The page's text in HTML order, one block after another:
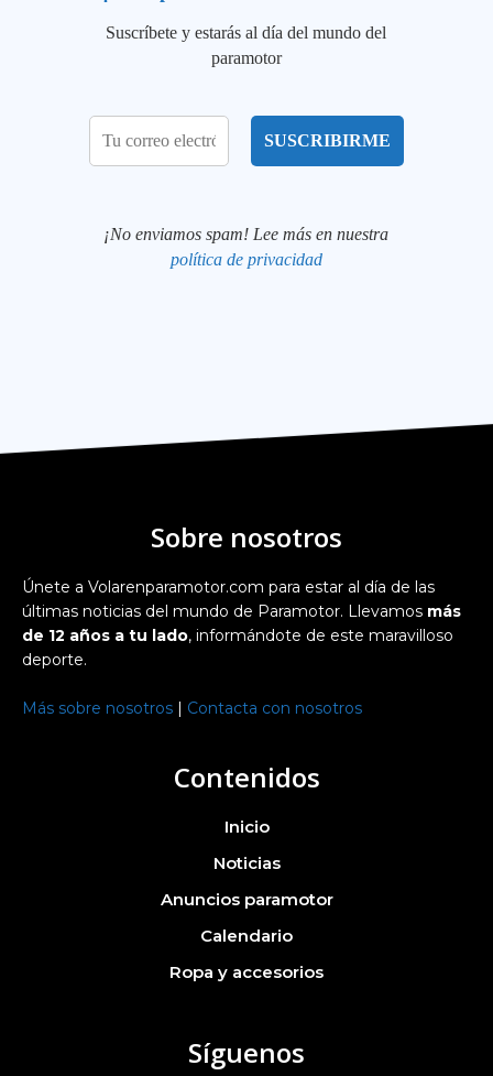
Suscríbete y estarás al día del mundo del
paramotor
¡No enviamos spam! Lee más en nuestra
política de privacidad
Sobre nosotros
Únete a Volarenparamotor.com para estar al día de las
últimas noticias del mundo de Paramotor. Llevamos más
de 12 años a tu lado, informándote de este maravilloso
deporte.
Más sobre nosotros | Contacta con nosotros
Contenidos
Inicio
Noticias
Anuncios paramotor
Calendario
Ropa y accesorios
Síguenos